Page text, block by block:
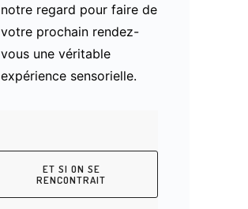
notre regard pour faire de
votre prochain rendez-
vous une véritable
expérience sensorielle.
ET SI ON SE
RENCONTRAIT